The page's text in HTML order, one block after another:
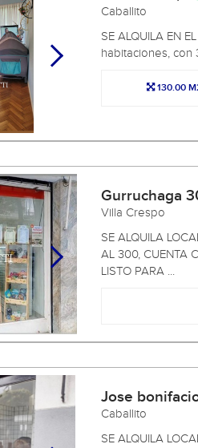
Caballito
SE ALQUILA EN
habitaciones, con
130.00
Gurruchaga
Villa Crespo
SE ALQUILA
AL 300, CUENTA
LISTO PARA ...
Jose
Caballito
SE ALQUILA